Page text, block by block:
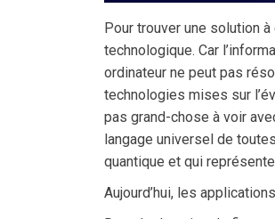
Pour trouver une solution
technologique. Car
ordinateur ne peut pas
technologies mises sur
pas grand-chose à voir
langage universel de
quantique et qui
Aujourd’hui, les